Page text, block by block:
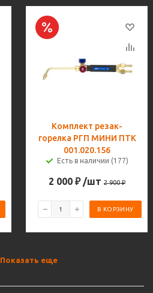
Комплект резак-
горелка РГП МИНИ ПТК
001.020.156
Есть в наличии (177)
2 000 ₽ /шт 2 900₽
В КОРЗИНУ
Показать еще